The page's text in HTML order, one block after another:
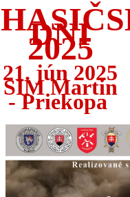
DNI
2025
21. jún 2025
SIM Martin
- Priekopa